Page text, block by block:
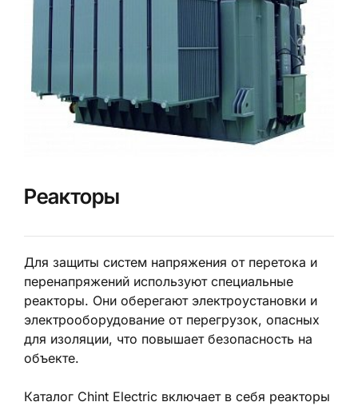
Реакторы
Для защиты систем напряжения от перетока и
перенапряжений используют специальные
реакторы. Они оберегают электроустановки и
электрооборудование от перегрузок, опасных
для изоляции, что повышает безопасность на
объекте.
Каталог Chint Electric включает в себя реакторы